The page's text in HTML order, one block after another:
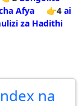
Afya 👉4 ai
za Hadithi
na